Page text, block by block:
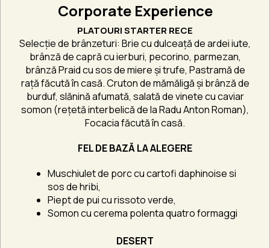
Corporate Experience
PLATOURI STARTER RECE
Selecție de brânzeturi: Brie cu dulceață de ardei iute,
brânză de capră cu ierburi, pecorino, parmezan,
brânză Praid cu sos de miere și trufe, Pastramă de
rață făcută în casă. Cruton de mămăligă și brânză de
burduf, slănină afumată, salată de vinete cu caviar
somon (rețetă interbelică de la Radu Anton Roman),
Focacia făcută în casă.
FEL DE BAZĂ LA ALEGERE
Muschiulet de porc cu cartofi daphinoise si
sos de hribi,
Piept de pui cu rissoto verde,
Somon cu cerema polenta quatro formaggi
DESERT